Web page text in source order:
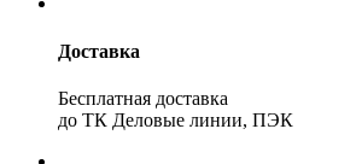
Доставка
Бесплатная доставка
до ТК Деловые линии, ПЭК